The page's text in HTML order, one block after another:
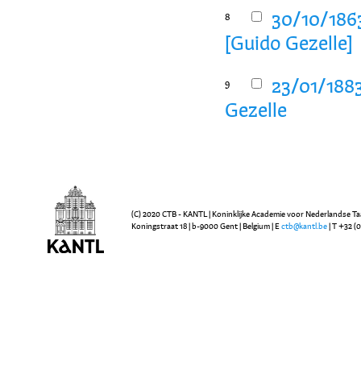
8
30/10/
[Guido Gezelle]
9
23/01/
Gezelle
(C) 2020 CTB - KANTL | Koninklijke Academie voor Nederlandse
Koningstraat 18 | b-9000 Gent | Belgium | E ctb@kantl.be | T +32